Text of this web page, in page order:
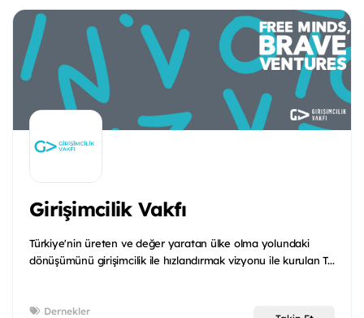
Girişimcilik Vakfı
Türkiye'nin üreten ve değer yaratan ülke olma yolundaki
dönüşümünü girişimcilik ile hızlandırmak vizyonu ile kurulan T...
Dernekler